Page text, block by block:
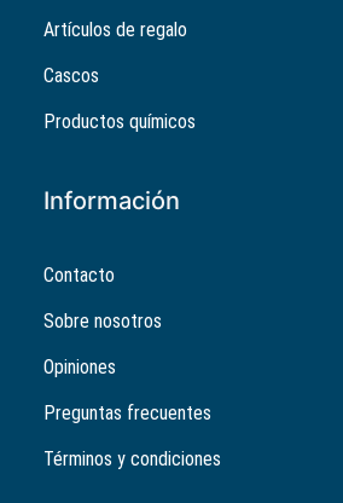
Artículos de regalo
Cascos
Productos químicos
Información
Contacto
Sobre nosotros
Opiniones
Preguntas frecuentes
Términos y condiciones